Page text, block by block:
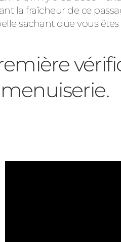
la fraîcheur de ce
sachant que vous